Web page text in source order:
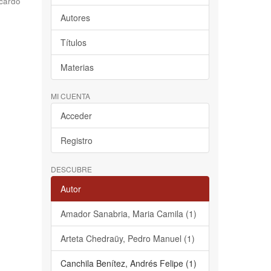
Autores
Títulos
Materias
MI CUENTA
Acceder
Registro
DESCUBRE
Autor
Amador Sanabria, Maria Camila (1)
Arteta Chedraüy, Pedro Manuel (1)
Canchila Benítez, Andrés Felipe (1)